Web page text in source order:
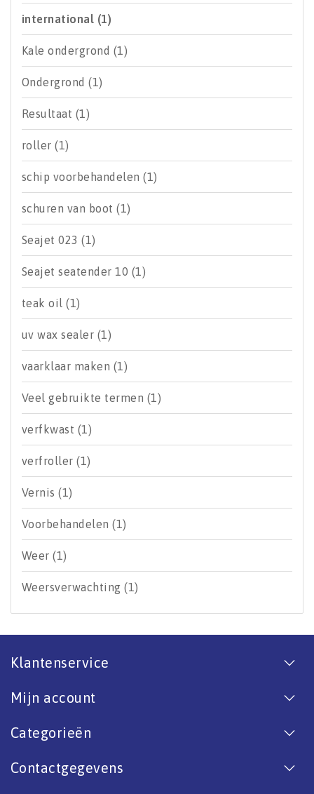
international (1)
Kale ondergrond (1)
Ondergrond(1)
Resultaat (1)
roller(1)
schip voorbehandelen(1)
schuren van boot(1)
Seajet 023(1)
Seajet seatender 10 (1)
teak oil(1)
uv wax sealer (1)
vaarklaar maken (1)
Veel gebruikte termen (1)
verfkwast (1)
verfroller(1)
Vernis(1)
Voorbehandelen(1)
Weer(1)
Weersverwachting(1)
Klantenservice
Mijn account
Categorieën
Contactgegevens